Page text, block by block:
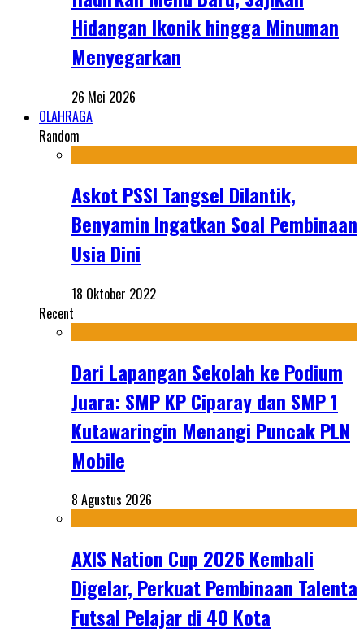
Hidangan Ikonik hingga Minuman
Menyegarkan
26 Mei 2026
OLAHRAGA
Random
Askot PSSI Tangsel Dilantik,
Benyamin Ingatkan Soal Pembinaan
Usia Dini
18 Oktober 2022
Recent
Dari Lapangan Sekolah ke Podium
Juara: SMP KP Ciparay dan SMP 1
Kutawaringin Menangi Puncak PLN
Mobile
8 Agustus 2026
AXIS Nation Cup 2026 Kembali
Digelar, Perkuat Pembinaan Talenta
Futsal Pelajar di 40 Kota